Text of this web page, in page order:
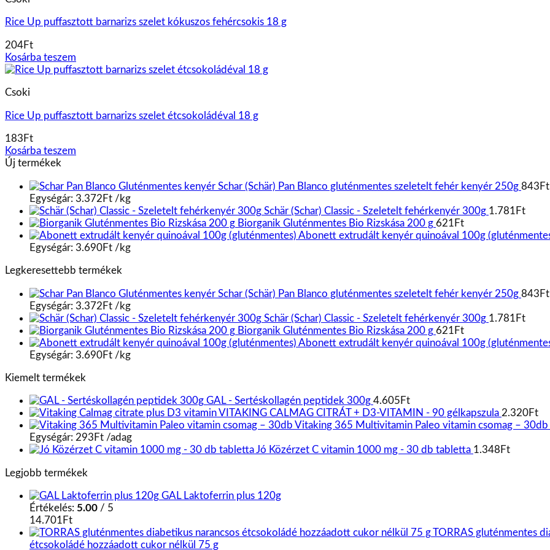
Rice Up puffasztott barnarizs szelet kókuszos fehércsokis 18 g
204Ft
Kosárba teszem
Csoki
Rice Up puffasztott barnarizs szelet étcsokoládéval 18 g
183 Ft
Kosárba teszem
Új termékek
Schar (Schär) Pan Blanco gluténmentes szeletelt fehér kenyér 250g 843 Ft
Egységár: 3.372 Ft /kg
Schär (Schar) Classic - Szeletelt fehérkenyér 300g 1.781 Ft
Biorganik Gluténmentes Bio Rizskása 200 g 621 Ft
Abonett extrudált kenyér quinoával 100g
Egységár: 3.690Ft /kg
Legkeresettebb termékek
Schar (Schär) Pan Blanco gluténmentes szeletelt fehér kenyér 250g 843 Ft
Egységár: 3.372 Ft /kg
Schär (Schar) Classic - Szeletelt fehérkenyér 300g 1.781 Ft
Biorganik Gluténmentes Bio Rizskása 200 g 621 Ft
Abonett extrudált kenyér quinoával 100g
Egységár: 3.690Ft /kg
Kiemelt termékek
GAL - Sertéskollagén peptidek 300g 4.605 Ft
VITAKING CALMAG CITRÁT + D3-VITAMIN - 90 gélkapszula 2.320Ft
Vitaking 365 Multivitamin Paleo vitamin csomag – 30db
Egységár: 293 Ft /adag
Jó Közérzet C vitamin 1000 mg - 30 db tabletta 1.348 Ft
Legjobb termékek
GAL Laktoferrin plus 120g
Értékelés: 5.00 / 5
14.701 Ft
TORRAS gluténmentes
étcsokoládé hozzáadott cukor nélkül 75 g